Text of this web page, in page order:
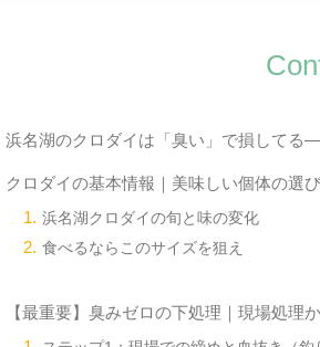
浜名湖のクロダイは「臭い」で損して
クロダイの基本情報｜美味しい個体の選
浜名湖クロダイの旬と味の変化
食べるならこのサイズを狙え
【最重要】臭みゼロの下処理｜現場処理